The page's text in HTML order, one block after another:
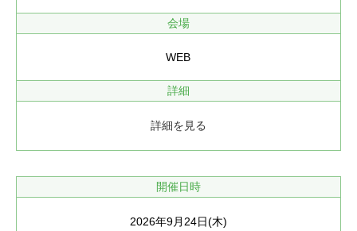
会場
WEB
詳細
詳細を見る
開催日時
2026年9月24日(木)